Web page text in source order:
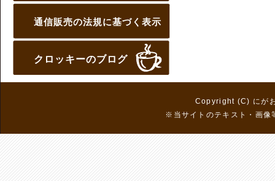
通信販売の法規に基づく表示
クロッキーのブログ
Copyright (C) にが
※当サイトのテキスト・画像